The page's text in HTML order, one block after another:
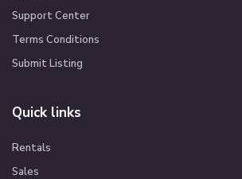
Support Center
Terms Conditions
Submit Listing
Quick links
Rentals
Sales